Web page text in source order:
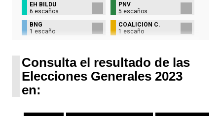
EH BILDU
6 escaños
PNV
5 escaños
BNG
1 escaño
COALICIÓN C.
1 escaño
Consulta el resultado de las
Elecciones Generales 2023
en: